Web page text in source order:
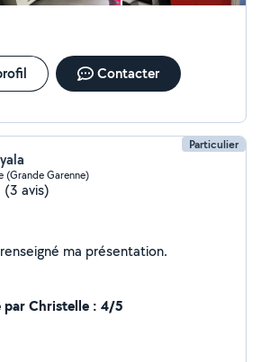
Contacter
Particulier
(Grande Garenne)
(3 avis)
Je n'ai pas encore renseigné ma présentation.
par Christelle : 4/5